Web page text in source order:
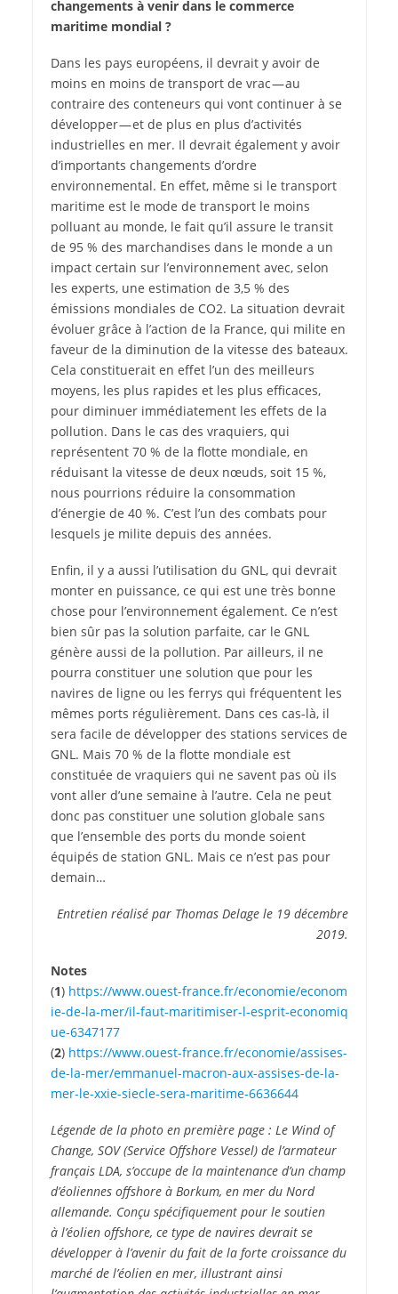
changements à venir dans le commerce
maritime mondial ?
Dans les pays européens, il devrait y avoir de
moins en moins de transport de vrac — au
contraire des conteneurs qui vont continuer à se
développer — et de plus en plus d’activités
industrielles en mer. Il devrait également y avoir
d’importants changements d’ordre
environnemental. En effet, même si le transport
maritime est le mode de transport le moins
polluant au monde, le fait qu’il assure le transit
de 95 % des marchandises dans le monde a un
impact certain sur l’environnement avec, selon
les experts, une estimation de 3,5 % des
émissions mondiales de CO2. La situation devrait
évoluer grâce à l’action de la France, qui milite en
faveur de la diminution de la vitesse des bateaux.
Cela constituerait en effet l’un des meilleurs
moyens, les plus rapides et les plus efficaces,
pour diminuer immédiatement les effets de la
pollution. Dans le cas des vraquiers, qui
représentent 70 % de la flotte mondiale, en
réduisant la vitesse de deux nœuds, soit 15 %,
nous pourrions réduire la consommation
d’énergie de 40 %. C’est l’un des combats pour
lesquels je milite depuis des années.
Enfin, il y a aussi l’utilisation du GNL, qui devrait
monter en puissance, ce qui est une très bonne
chose pour l’environnement également. Ce n’est
bien sûr pas la solution parfaite, car le GNL
génère aussi de la pollution. Par ailleurs, il ne
pourra constituer une solution que pour les
navires de ligne ou les ferrys qui fréquentent les
mêmes ports régulièrement. Dans ces cas-là, il
sera facile de développer des stations services de
GNL. Mais 70 % de la flotte mondiale est
constituée de vraquiers qui ne savent pas où ils
vont aller d’une semaine à l’autre. Cela ne peut
donc pas constituer une solution globale sans
que l’ensemble des ports du monde soient
équipés de station GNL. Mais ce n’est pas pour
demain…
Entretien réalisé par Thomas Delage le 19 décembre
2019.
Notes
(1) https://​www​.ouest​-france​.fr/​e​c​o​n​o​m​i​e​/​e​c​o​n​o​m​
i​e​-​d​e​-​l​a​-​m​e​r​/​i​l​-​f​a​u​t​-​m​a​r​i​t​i​m​i​s​e​r​-​l​-​e​s​p​r​i​t​-​e​c​o​n​o​m​i​q​
u​e​-​6​3​4​7​177
(2) https://​www​.ouest​-france​.fr/​e​c​o​n​o​m​i​e​/​a​s​s​i​s​e​s​-​
d​e​-​l​a​-​m​e​r​/​e​m​m​a​n​u​e​l​-​m​a​c​r​o​n​-​a​u​x​-​a​s​s​i​s​e​s​-​d​e​-​l​a​-​
m​e​r​-​l​e​-​x​x​i​e​-​s​i​e​c​l​e​-​s​e​r​a​-​m​a​r​i​t​i​m​e​-​6​6​3​6​644
Légende de la photo en première page : Le Wind of
Change, SOV (Service Offshore Vessel) de l’armateur
français LDA, s’occupe de la maintenance d’un champ
d’éoliennes offshore à Borkum, en mer du Nord
allemande. Conçu spécifiquement pour le soutien
à l’éolien offshore, ce type de navires devrait se
développer à l’avenir du fait de la forte croissance du
marché de l’éolien en mer, illustrant ainsi